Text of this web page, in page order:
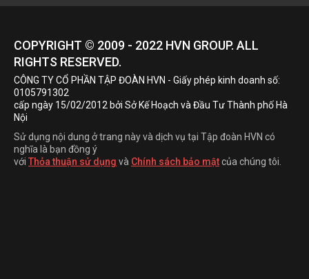
COPYRIGHT © 2009 - 2022 HVN GROUP. ALL
RIGHTS RESERVED.
CÔNG TY CỔ PHẦN TẬP ĐOÀN HVN - Giấy phép kinh doanh số:
0105791302
cấp ngày 15/02/2012 bởi Sở Kế Hoạch và Đầu Tư Thành phố Hà
Nội
Sử dụng nội dung ở trang này và dịch vụ tại Tập đoàn HVN có
nghĩa là bạn đồng ý
với Thỏa thuận sử dụng và Chính sách bảo mậtcủa chúng tôi.